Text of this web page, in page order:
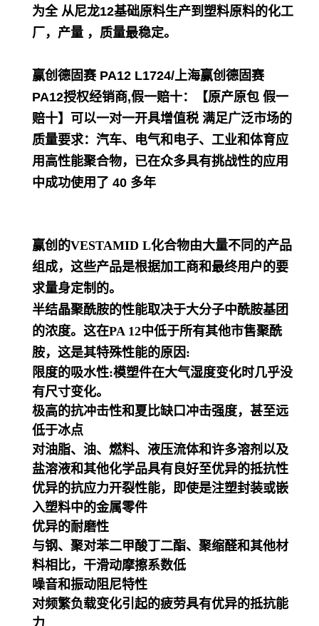
为全 从尼龙12基础原料生产到塑料原料的化工
厂，产量 ，质量最稳定。
赢创德固赛 PA12 L1724/上海赢创德固赛
PA12授权经销商,假一赔十：【原产原包 假一
赔十】可以一对一开具增值税 满足广泛市场的
质量要求：汽车、电气和电子、工业和体育应
用高性能聚合物，已在众多具有挑战性的应用
中成功使用了 40 多年
赢创的VESTAMID L化合物由大量不同的产品
组成，这些产品是根据加工商和最终用户的要
求量身定制的。
半结晶聚酰胺的性能取决于大分子中酰胺基团
的浓度。这在PA 12中低于所有其他市售聚酰
胺，这是其特殊性能的原因:
限度的吸水性:模塑件在大气湿度变化时几乎没
有尺寸变化。
极高的抗冲击性和夏比缺口冲击强度，甚至远
低于冰点
对油脂、油、燃料、液压流体和许多溶剂以及
盐溶液和其他化学品具有良好至优异的抵抗性
优异的抗应力开裂性能，即使是注塑封装或嵌
入塑料中的金属零件
优异的耐磨性
与钢、聚对苯二甲酸丁二酯、聚缩醛和其他材
料相比，干滑动摩擦系数低
噪音和振动阻尼特性
对频繁负载变化引起的疲劳具有优异的抵抗能